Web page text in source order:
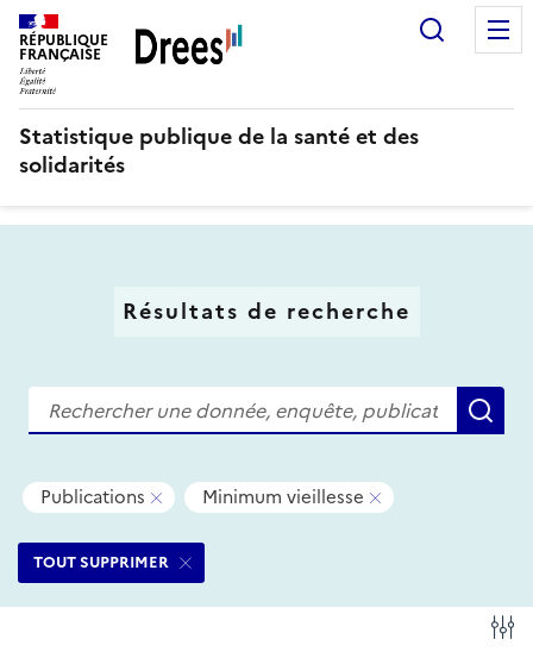
Aller
au
contenu
principal
RÉPUBLIQUE
FRANÇAISE
Statistique publique de la santé et des
solidarités
Résultats de recherche
Recherche
Tous
les
filtres
sélectionnés
Publications
Supprimer
ce
filtre
Minimum vieillesse
TOUT SUPPRIMER